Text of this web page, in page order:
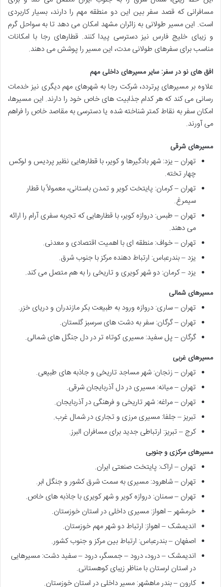
مسافرانی که قصد سفر بین این دو منطقه مهم را دارند، بسیار کاربردی
است. این مسیر طولانی به زائران مشهد امکان می دهد تا به سواحل گرم
و زیبای خلیج فارس نیز دسترسی پیدا کنند. قطارهای رجا با امکانات
مناسب برای سفرهای طولانی مدت، این مسیر را پوشش می دهند.
افق های نو در سفر: سایر مسیرهای داخلی مهم
علاوه بر مسیرهای پرتردد، شرکت رجا به شهرهای مهم دیگری نیز خدمات
رسانی می کند که هر کدام جذابیت های خاص خود را دارند. این مسیرها،
امکان سفر به نقاط کمتر شناخته شده یا دسترسی به مقاصد خاص را فراهم
می آورند.
مسیرهای شرقی
تهران – یزد: شهر بادگیرها و کویر، با قطارهایی نظیر پردیس و لوکس
چهار تخته.
تهران – کرمان: پایتخت کویر و تمدن باستانی، معمولاً با قطار
سیمرغ.
تهران – طبس: دروازه کویر، با قطارهایی که تجربه سفری آرام را ارائه
می دهند.
تهران – خواف: منطقه ای با اهمیت اقتصادی و معدنی.
یزد – بندرعباس: ارتباط دهنده مرکز با جنوب شرق.
یزد – کرمان: دو شهر کویری و تاریخی را به هم متصل می کند.
مسیرهای شمالی
تهران – ساری: دروازه ورود به طبیعت بکر مازندران و دریای خزر.
تهران – گرگان: سفر به دشت های سرسبز گلستان.
گرگان – پل سفید: مسیری کوتاه تر در دل جنگل های شمالی.
مسیرهای غربی
تهران – زنجان: شهر مساجد تاریخی و جاذبه های طبیعی.
تهران – میانه: مسیری در دل آذربایجان شرقی.
تهران – مراغه: شهر تاریخی و فرهنگی در آذربایجان.
تبریز – جلفا: مسیری مرزی و تجاری در شمال غرب.
کرج – تبریز: ارتباطی جدید برای مسافران البرز.
مسیرهای مرکزی و جنوبی
تهران – اراک: پایتخت صنعتی ایران.
تهران – شاهرود: مسیری به سمت شرق کشور و جنگل ابر.
تهران – سمنان: دروازه کویر و شهر کویری با جاذبه های خاص.
خرمشهر – اهواز: مسیری داخلی در استان خوزستان.
اندیمشک – اهواز: ارتباط دو شهر مهم خوزستان.
اصفهان – بندرعباس: ارتباط بین مرکز و جنوب کشور.
اندیمشک – درود، درود – جمسگر، درود – سفید دشت: مسیرهایی
در استان لرستان با مناظر زیبای کوهستانی.
کارون – بندر ماهشهر: مسیر داخلی در استان خوزستان.